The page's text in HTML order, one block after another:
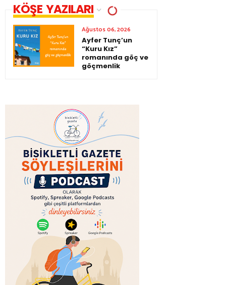
KÖŞE YAZILARI
Ağustos 06, 2026
Ayfer Tunç’un
“Kuru Kız”
romanında göç ve
göçmenlik